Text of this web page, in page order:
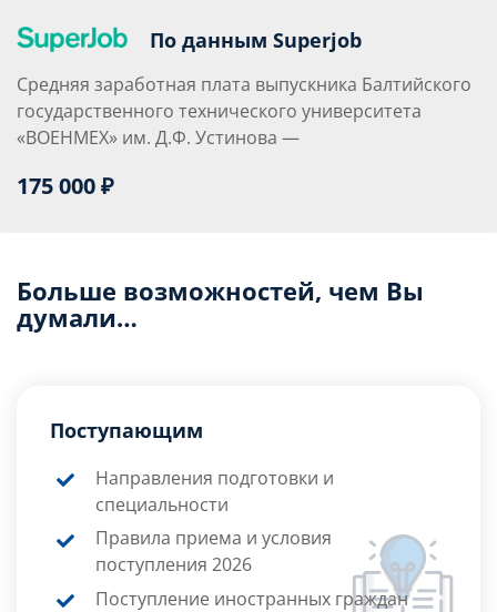
По данным Superjob
Средняя заработная плата выпускника Балтийского
государственного технического университета
«ВОЕНМЕХ» им. Д.Ф. Устинова —
175 000 ₽
Больше возможностей, чем Вы
думали…
Поступающим
Направления подготовки и
специальности
Правила приема и условия
поступления 2026
Поступление иностранных граждан